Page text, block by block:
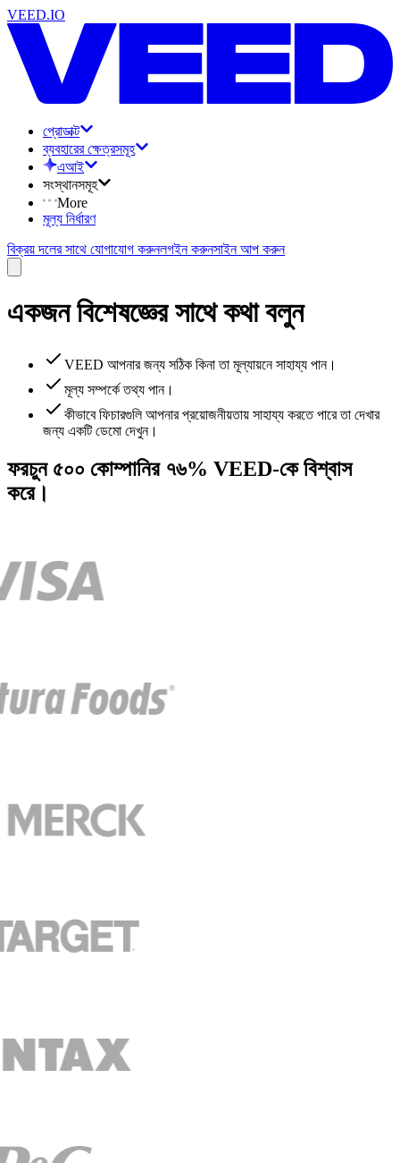
VEED.IO
প্রোডাক্ট
ব্যবহারের ক্ষেত্রসমূহ
এআই
সংস্থানসমূহ
More
মূল্য নির্ধারণ
বিক্রয় দলের সাথে যোগাযোগ করুনলগইন করুনসাইন আপ করুন
একজন বিশেষজ্ঞের সাথে কথা বলুন
VEED আপনার জন্য সঠিক কিনা তা মূল্যায়নে সাহায্য পান।
মূল্য সম্পর্কে তথ্য পান।
কীভাবে ফিচারগুলি আপনার প্রয়োজনীয়তায় সাহায্য করতে পারে তা দেখার
জন্য একটি ডেমো দেখুন।
ফরচুন ৫০০ কোম্পানির ৭৬% VEED-কে বিশ্বাস
করে।